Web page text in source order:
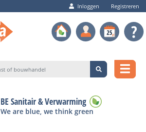
Inloggen Registreren
BE Sanitair & Verwarming
We are blue, we think green